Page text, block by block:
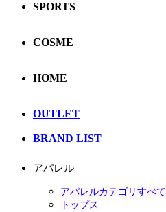
SPORTS
COSME
HOME
OUTLET
BRAND LIST
アパレル
アパレルカテゴリすべて
トップス